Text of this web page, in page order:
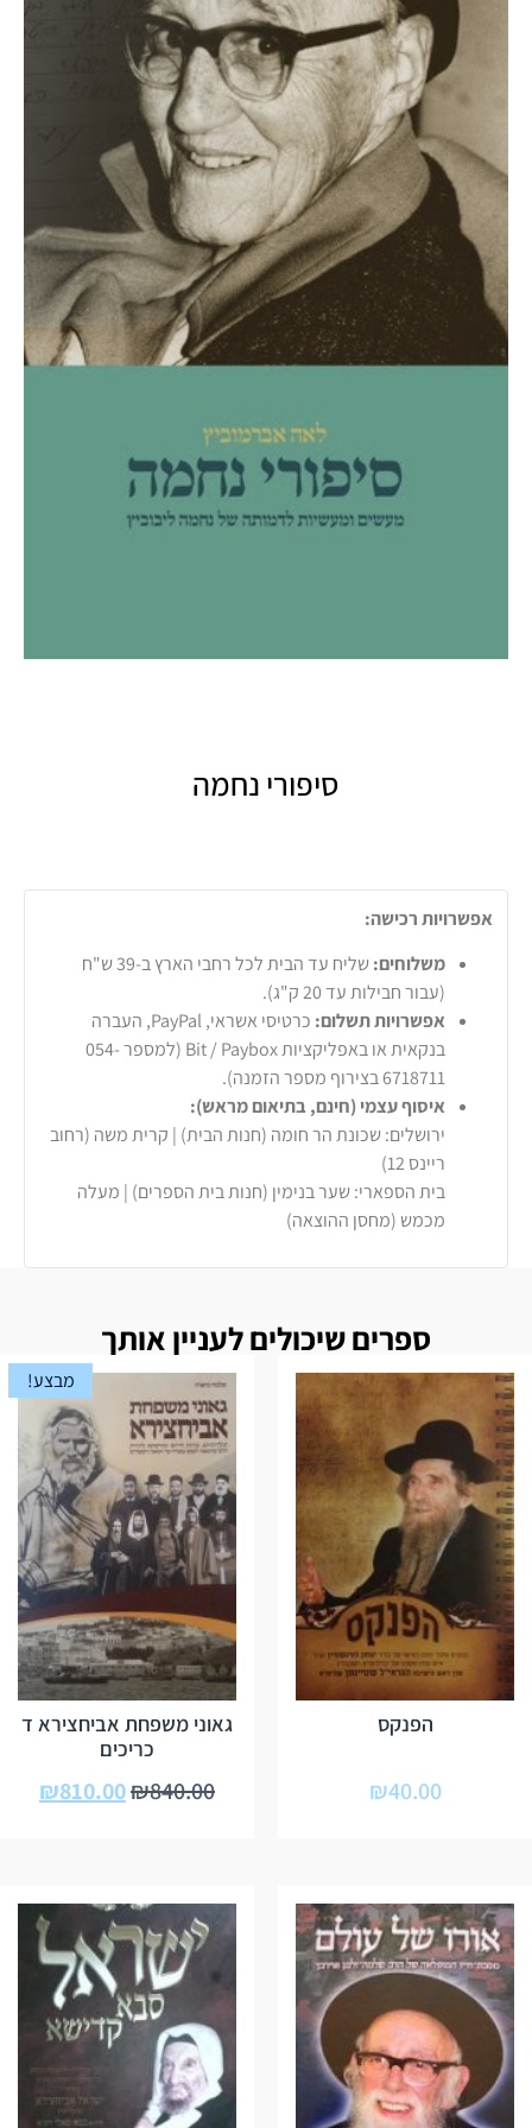
סיפורי נחמה
אפשרויות רכישה:
משלוחים:
שליח עד הבית לכל רחבי הארץ ב-39 ש"ח
(עבור חבילות עד 20 ק"ג).
אפשרויות תשלום:
כרטיסי אשראי, PayPal, העברה
בנקאית או באפליקציות Bit / Paybox (למספר 054-
6718711 בצירוף מספר הזמנה).
איסוף עצמי (חינם, בתיאום מראש):
ירושלים: שכונת הר חומה (חנות הבית) | קרית משה (רחוב
ריינס 12)
בית הספארי: שער בנימין (חנות בית הספרים) | מעלה
מכמש (מחסן ההוצאה)
ספרים שיכולים לעניין אותך
הפנקס
₪40.00
מבצע!
גאוני משפחת אביחצירא ד
כריכים
₪840.00
₪810.00